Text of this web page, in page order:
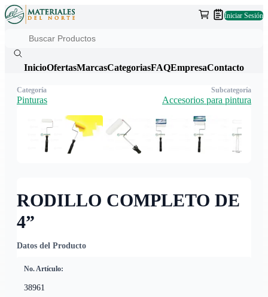
Iniciar Sesión
InicioOfertasMarcasCategoriasFAQEmpresaContacto
RODILLO COMPLETO DE
4”
Datos del Producto
No. Artículo:
38961
Categoría
Pinturas
Subcategoría
Accesorios para pintura